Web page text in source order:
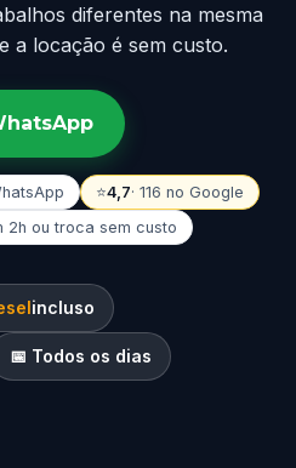
diferentes na mesma
locação é sem custo.
⭐4,7· 116 no Google
2h ou troca sem custo
incluso
📅 Todos os dias